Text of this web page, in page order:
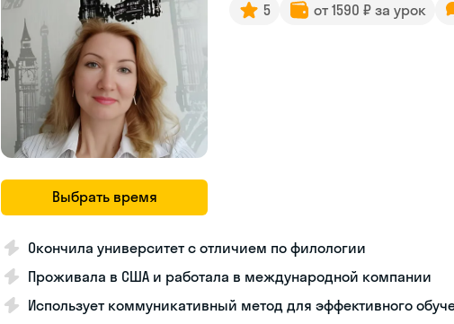
Выбрать время
5 от 1590 ₽ за урок
Окончила университет с отличием по филологии
Проживала в США и работала в международной компании
Использует коммуникативный метод для эффективного